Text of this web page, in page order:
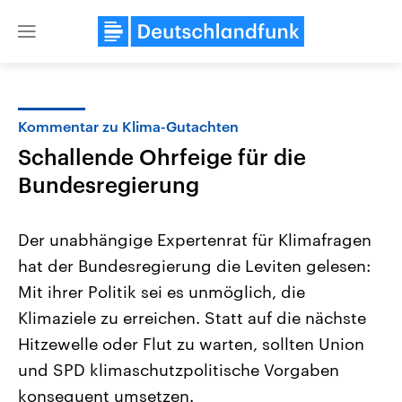
Close
Landtagswahl Sachsen-Anhalt
2026
Alle Informationen
September 2026 einen neuen
Bundesland von einer Koalition aus
USA
Aktuelle Beiträge,
Hintergründe
Wirtschaftlich und
gehören die Vereinigten
Kommentar zu Klima-Gutachten
Schallende Ohrfeige für die
Bundesregierung
Der unabhängige Expertenrat für Klimafragen
hat der Bundesregierung die Leviten gelesen:
Mit ihrer Politik sei es unmöglich, die
Klimaziele zu erreichen. Statt auf die nächste
Hitzewelle oder Flut zu warten, sollten Union
und SPD klimaschutzpolitische Vorgaben
konsequent umsetzen.